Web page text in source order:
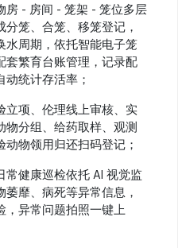
- 房间 - 笼架 - 笼位多层
笼、合笼、移笼登记，
水周期，依托智能电子笼
套繁育台账管理，记录配
统计存活率；
项、伦理线上审核、实
分组、给药取样、观测
物领用归还扫码登记；
健康巡检依托 AI 视觉监
靡、病死等异常信息，
，异常问题拍照一键上